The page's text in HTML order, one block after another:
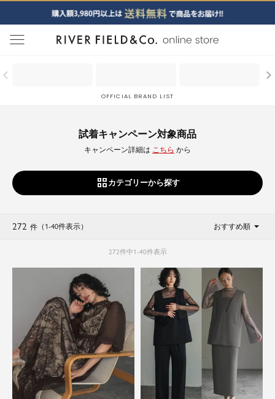
menu
OFFICIAL BRAND LIST
試着キャンペーン対象商品
キャンペーン詳細は こちら から
カテゴリーから探す
272 件 （1-40件表示） おすすめ順
272件中1-40件表示